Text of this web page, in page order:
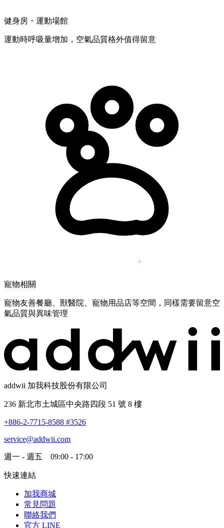
健身房・運動場館
運動時呼吸量增加，空氣品質格外值得留意
寵物相關
寵物友善餐廳、獸醫院、寵物用品店等空間，同樣需要留意空
氣品質與異味管理
addwii 加我科技股份有限公司
236 新北市土城區中央路四段 51 號 8 樓
+886-2-7715-8588 #3526
service@addwii.com
週一 - 週五 09:00 - 17:00
快速連結
加我商城
常見問題
聯絡我們
官方 LINE